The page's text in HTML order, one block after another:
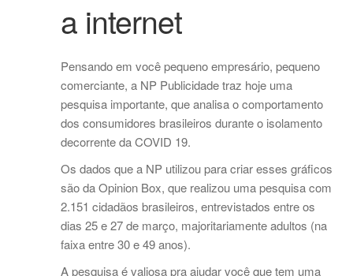
a internet
Pensando em você pequeno empresário, pequeno
comerciante, a NP Publicidade traz hoje uma
pesquisa importante, que analisa o comportamento
dos consumidores brasileiros durante o isolamento
decorrente da COVID 19.
Os dados que a NP utilizou para criar esses gráficos
são da Opinion Box, que realizou uma pesquisa com
2.151 cidadãos brasileiros, entrevistados entre os
dias 25 e 27 de março, majoritariamente adultos (na
faixa entre 30 e 49 anos).
A pesquisa é valiosa pra ajudar você que tem uma